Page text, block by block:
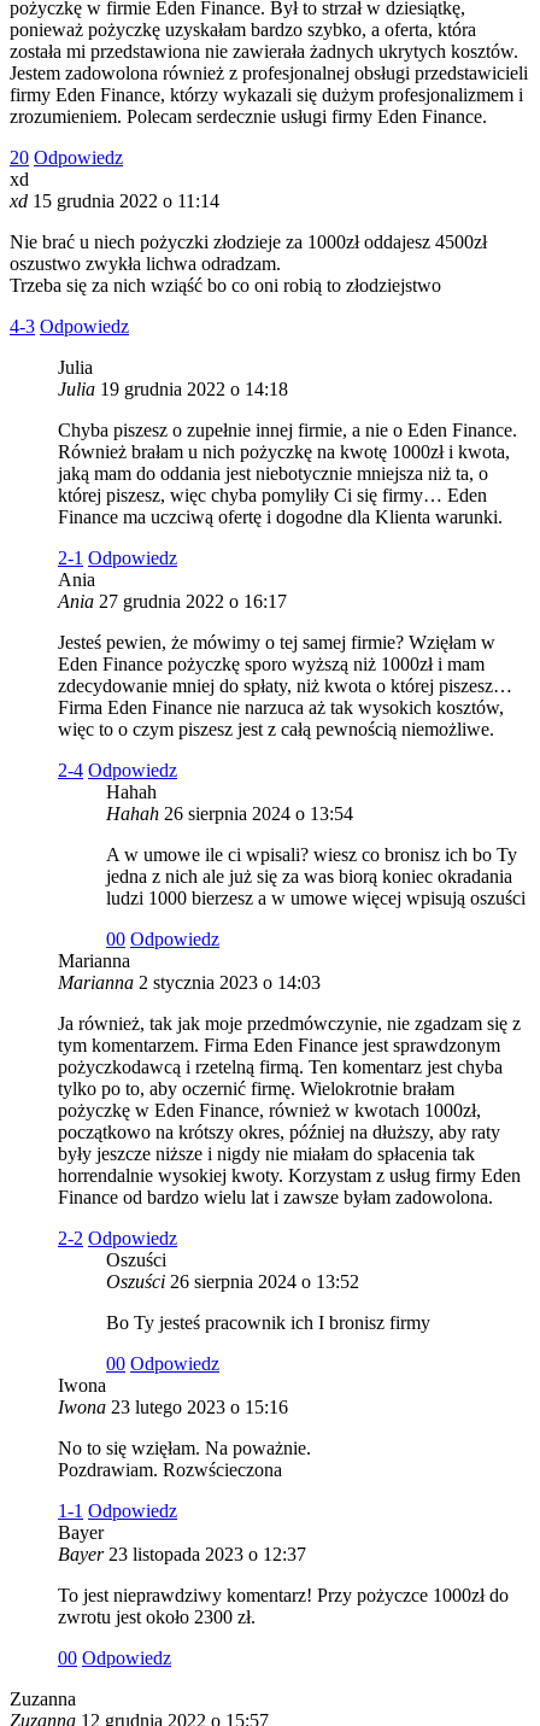
pożyczkę w firmie Eden Finance. Był to strzał w dziesiątkę,
ponieważ pożyczkę uzyskałam bardzo szybko, a oferta, która
została mi przedstawiona nie zawierała żadnych ukrytych kosztów.
Jestem zadowolona również z profesjonalnej obsługi przedstawicieli
firmy Eden Finance, którzy wykazali się dużym profesjonalizmem i
zrozumieniem. Polecam serdecznie usługi firmy Eden Finance.
20 Odpowiedz
xd
xd 15 grudnia 2022 o 11:14
Nie brać u niech pożyczki złodzieje za 1000zł oddajesz 4500zł
oszustwo zwykła lichwa odradzam.
Trzeba się za nich wziąść bo co oni robią to złodziejstwo
4-3 Odpowiedz
Julia
Julia 19 grudnia 2022 o 14:18
Chyba piszesz o zupełnie innej firmie, a nie o Eden Finance.
Również brałam u nich pożyczkę na kwotę 1000zł i kwota,
jaką mam do oddania jest niebotycznie mniejsza niż ta, o
której piszesz, więc chyba pomyliły Ci się firmy… Eden
Finance ma uczciwą ofertę i dogodne dla Klienta warunki.
2-1 Odpowiedz
Ania
Ania 27 grudnia 2022 o 16:17
Jesteś pewien, że mówimy o tej samej firmie? Wzięłam w
Eden Finance pożyczkę sporo wyższą niż 1000zł i mam
zdecydowanie mniej do spłaty, niż kwota o której piszesz…
Firma Eden Finance nie narzuca aż tak wysokich kosztów,
więc to o czym piszesz jest z całą pewnością niemożliwe.
2-4 Odpowiedz
Hahah
Hahah 26 sierpnia 2024 o 13:54
A w umowe ile ci wpisali? wiesz co bronisz ich bo Ty
jedna z nich ale już się za was biorą koniec okradania
ludzi 1000 bierzesz a w umowe więcej wpisują oszuści
00 Odpowiedz
Marianna
Marianna 2 stycznia 2023 o 14:03
Ja również, tak jak moje przedmówczynie, nie zgadzam się z
tym komentarzem. Firma Eden Finance jest sprawdzonym
pożyczkodawcą i rzetelną firmą. Ten komentarz jest chyba
tylko po to, aby oczernić firmę. Wielokrotnie brałam
pożyczkę w Eden Finance, również w kwotach 1000zł,
początkowo na krótszy okres, później na dłuższy, aby raty
były jeszcze niższe i nigdy nie miałam do spłacenia tak
horrendalnie wysokiej kwoty. Korzystam z usług firmy Eden
Finance od bardzo wielu lat i zawsze byłam zadowolona.
2-2 Odpowiedz
Oszuści
Oszuści 26 sierpnia 2024 o 13:52
Bo Ty jesteś pracownik ich I bronisz firmy
00 Odpowiedz
Iwona
Iwona 23 lutego 2023 o 15:16
No to się wzięłam. Na poważnie.
Pozdrawiam. Rozwścieczona
1-1 Odpowiedz
Bayer
Bayer 23 listopada 2023 o 12:37
To jest nieprawdziwy komentarz! Przy pożyczce 1000zł do
zwrotu jest około 2300 zł.
00 Odpowiedz
Zuzanna
Zuzanna 12 grudnia 2022 o 15:57